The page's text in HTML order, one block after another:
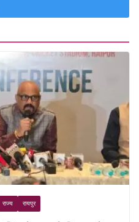
राज्य रायपुर